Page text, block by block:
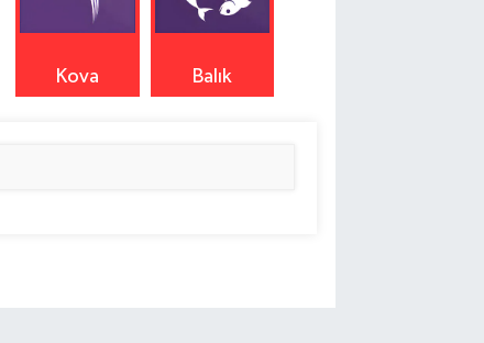
Kova Balık